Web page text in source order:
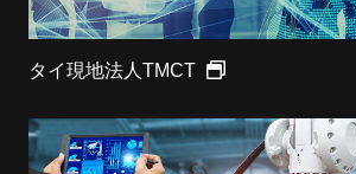
タイ現地法人TMCT